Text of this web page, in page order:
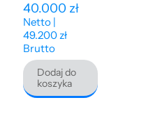
40.000 zł
Netto |
49.200zł
Brutto
Dodaj do
koszyka